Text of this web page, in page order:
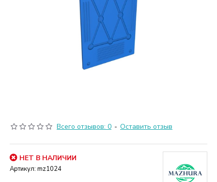
Всего отзывов: 0 - Оставить отзыв
НЕТ В НАЛИЧИИ
Артикул: mz1024